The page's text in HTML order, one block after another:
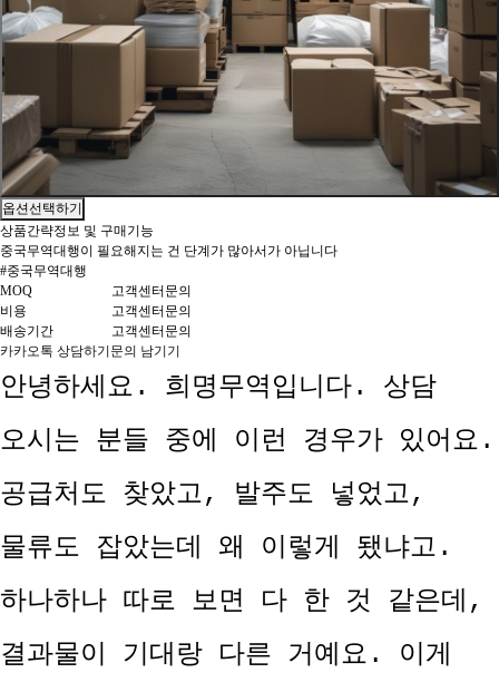
옵션선택하기
상품간략정보 및 구매기능
중국무역대행이 필요해지는 건 단계가 많아서가 아닙니다
#중국무역대행
MOQ
고객센터문의
비용
고객센터문의
배송기간
고객센터문의
카카오톡 상담하기 문의 남기기
안녕하세요. 희명무역입니다. 상담
오시는 분들 중에 이런 경우가 있어요.
공급처도 찾았고, 발주도 넣었고,
물류도 잡았는데 왜 이렇게 됐냐고.
하나하나 따로 보면 다 한 것 같은데,
결과물이 기대랑 다른 거예요. 이게